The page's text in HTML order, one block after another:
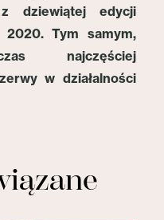
dziewiątej edycji
2020. Tym samym,
najczęściej
w działalności